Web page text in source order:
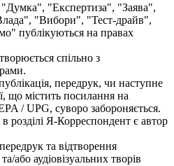
"Експертиза", "Заява",
"Вибори", "Тест-драйв",
публікуються на правах
спільно з
передрук, чи наступне
що містить посилання на
/ UPG, суворо забороняється.
розділі Я-Корреспондент є автор
та відтворення
або аудіовізуальних творів